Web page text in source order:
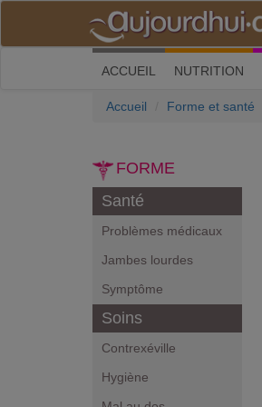
ACCUEIL (current)
NUTRITION
Accueil Forme et santé
FORME
Santé
Problèmes médicaux
Jambes lourdes
Symptôme
Soins
Contrexéville
Hygiène